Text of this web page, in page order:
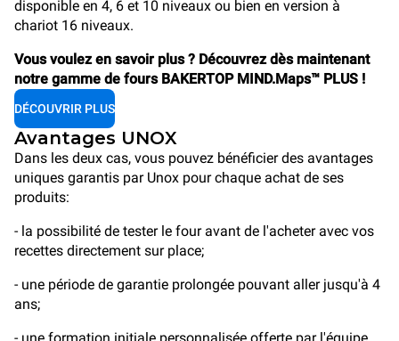
disponible en 4, 6 et 10 niveaux ou bien en version à
chariot 16 niveaux.
Vous voulez en savoir plus ? Découvrez dès maintenant
notre gamme de fours BAKERTOP MIND.Maps™ PLUS !
DÉCOUVRIR PLUS
Avantages UNOX
Dans les deux cas, vous pouvez bénéficier des avantages
uniques garantis par Unox pour chaque achat de ses
produits:
- la possibilité de tester le four avant de l'acheter avec vos
recettes directement sur place;
- une période de garantie prolongée pouvant aller jusqu'à 4
ans;